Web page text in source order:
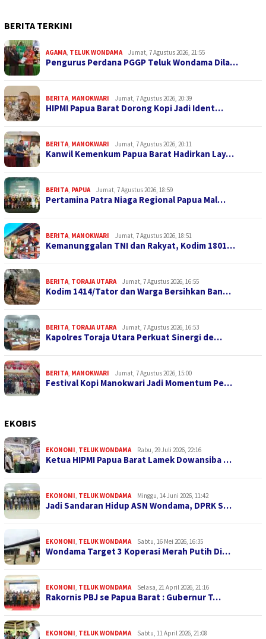
BERITA TERKINI
AGAMA TELUK WONDAMA Jumat, 7 Agustus 2026, 21:55
Pengurus Perdana PGGP Teluk Wondama Dila…
BERITA MANOKWARI Jumat, 7 Agustus 2026, 20:39
HIPMI Papua Barat Dorong Kopi Jadi Ident…
BERITA MANOKWARI Jumat, 7 Agustus 2026, 20:11
Kanwil Kemenkum Papua Barat Hadirkan Lay…
BERITA PAPUA Jumat, 7 Agustus 2026, 18:59
Pertamina Patra Niaga Regional Papua Mal…
BERITA MANOKWARI Jumat, 7 Agustus 2026, 18:51
Kemanunggalan TNI dan Rakyat, Kodim 1801…
BERITA TORAJA UTARA Jumat, 7 Agustus 2026, 16:55
Kodim 1414/Tator dan Warga Bersihkan Ban…
BERITA TORAJA UTARA Jumat, 7 Agustus 2026, 16:53
Kapolres Toraja Utara Perkuat Sinergi de…
BERITA MANOKWARI Jumat, 7 Agustus 2026, 15:00
Festival Kopi Manokwari Jadi Momentum Pe…
EKOBIS
EKONOMI TELUK WONDAMA Rabu, 29 Juli 2026, 22:16
Ketua HIPMI Papua Barat Lamek Dowansiba …
EKONOMI TELUK WONDAMA Minggu, 14 Juni 2026, 11:42
Jadi Sandaran Hidup ASN Wondama, DPRK S…
EKONOMI TELUK WONDAMA Sabtu, 16 Mei 2026, 16:35
Wondama Target 3 Koperasi Merah Putih Di…
EKONOMI TELUK WONDAMA Selasa, 21 April 2026, 21:16
Rakornis PBJ se Papua Barat : Gubernur T…
EKONOMI TELUK WONDAMA Sabtu, 11 April 2026, 21:08